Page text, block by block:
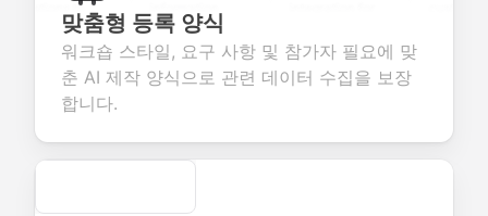
valuable
about
products or
fields for
seamless
account
creation.
commerce
transactions.
questions for
efficient
candidate
맞춤형 등록 양식
워크숍 스타일, 요구 사항 및 참가자 필요에 맞
춘 AI 제작 양식으로 관련 데이터 수집을 보장
합니다.
Secure